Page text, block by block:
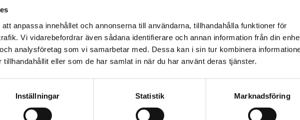
anpassa innehållet och annonserna till användarna, tillhandahålla funktioner för
Vi vidarebefordrar även sådana identifierare och annan information från din
analysföretag som vi samarbetar med. Dessa kan i sin tur kombinera
tillhandahållit eller som de har samlat in när du har använt deras tjänster.
Inställningar Statistik Marknadsföring